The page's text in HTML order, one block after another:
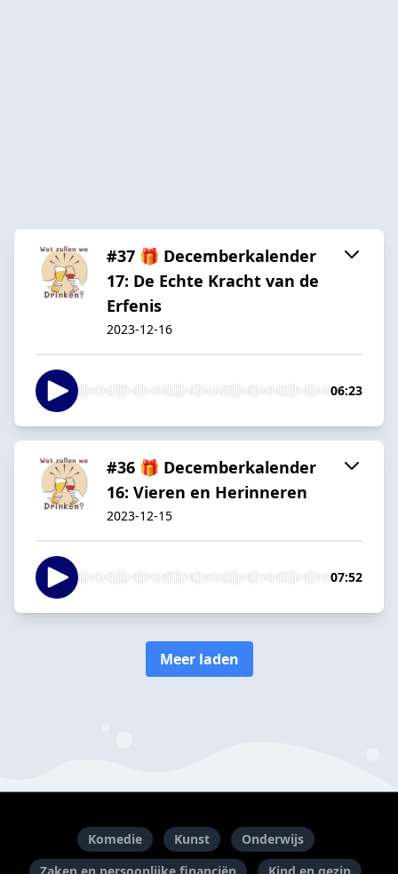
#37 🎁 Decemberkalender
17: De Echte Kracht van de
Erfenis
2023-12-16
06:23
#36 🎁 Decemberkalender
16: Vieren en Herinneren
2023-12-15
07:52
Meer laden
Komedie Kunst
Onderwijs